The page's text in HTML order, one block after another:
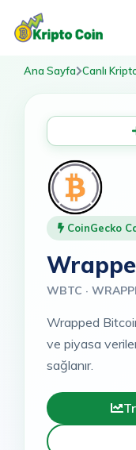
Ana Sayfa Canlı
CoinGecko
WBTC ·
Wrapped Bitcoin canlı fiyat, 24 saatlik değişim
ve piyasa
sağlanır.